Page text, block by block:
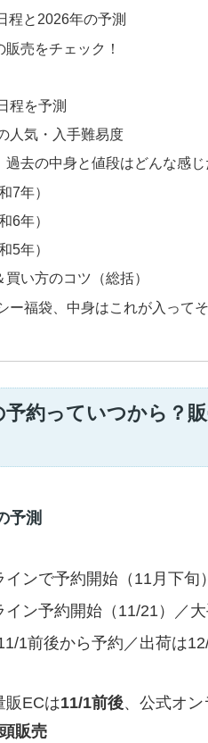
程と2026年の予測
売をチェック！
程を予測
人気・入手難易度
過去の中身と値段はどんな感
7年）
6年）
5年）
買い方のコツ（総括）
ー福袋、中身はこれが入って
予約っていつから？
予測
ンで予約開始（11月下旬）
イン予約開始（11/21）／
1前後から予約／出荷は
販ECは11/1前後、公式オン
販売